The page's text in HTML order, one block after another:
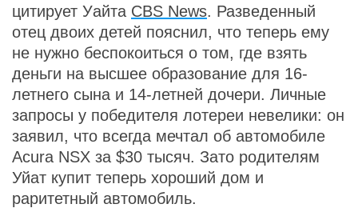
цитирует Уайта CBS News. Разведенный
отец двоих детей пояснил, что теперь ему
не нужно беспокоиться о том, где взять
деньги на высшее образование для 16-
летнего сына и 14-летней дочери. Личные
запросы у победителя лотереи невелики: он
заявил, что всегда мечтал об автомобиле
Acura NSX за $30 тысяч. Зато родителям
Уйат купит теперь хороший дом и
раритетный автомобиль.